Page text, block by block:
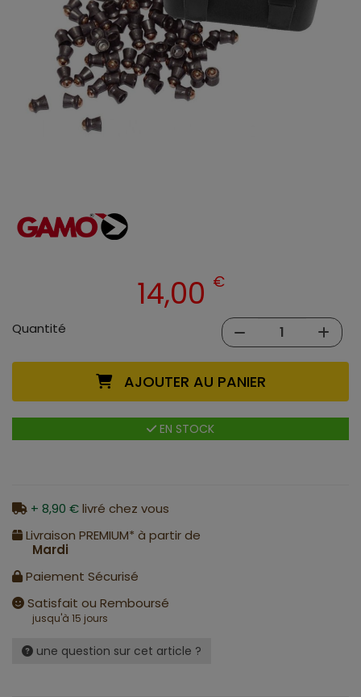
14,00 €
Quantité
AJOUTER AU PANIER
EN STOCK
+ 8,90 €livré chez vous
Livraison PREMIUM* à partir de
Mardi
Paiement Sécurisé
Satisfait ou Remboursé
jusqu'à 15 jours
une question sur cet article ?